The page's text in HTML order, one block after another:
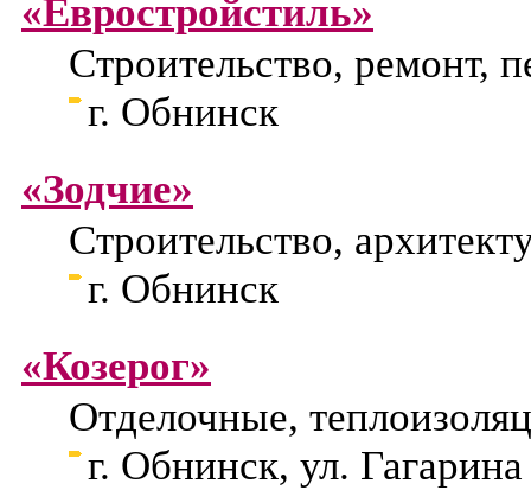
«Евростройстиль»
Строительство, ремонт,
г. Обнинск
«Зодчие»
Строительство,
г. Обнинск
«Козерог»
Отделочные,
г. Обнинск, ул.